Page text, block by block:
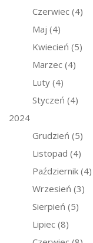
Czerwiec (4)
Maj (4)
Kwiecień (5)
Marzec (4)
Luty (4)
Styczeń (4)
2024
Grudzień (5)
Listopad (4)
Październik (4)
Wrzesień (3)
Sierpień (5)
Lipiec (8)